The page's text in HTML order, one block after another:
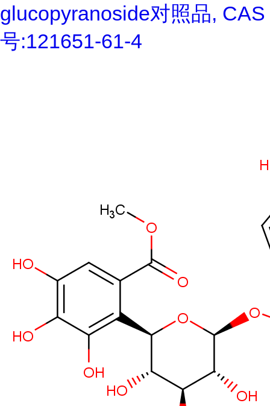
glucopyranoside对照品, CAS
号:121651-61-4